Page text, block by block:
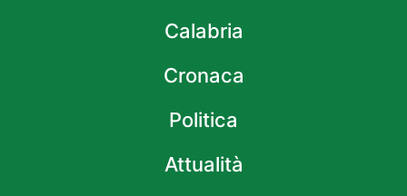
Calabria
Cronaca
Politica
Attualità